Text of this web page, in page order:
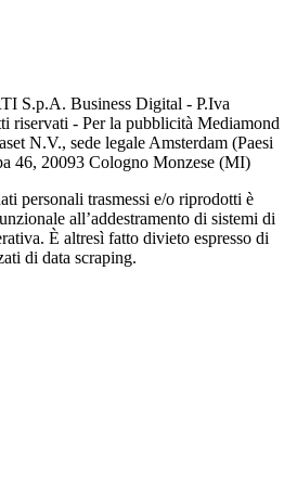
S.p.A. Business Digital - P.Iva
riservati - Per la pubblicità Mediamond
N.V., sede legale Amsterdam (Paesi
46, 20093 Cologno Monzese (MI)
personali trasmessi e/o riprodotti è
all’addestramento di sistemi di
È altresì fatto divieto espresso di
di data scraping.